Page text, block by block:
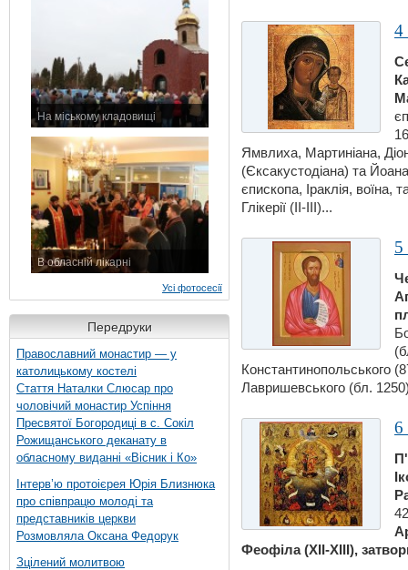
На міському кладовищі
В обласній лікарні
Усі фотосесії
Передруки
Православний монастир — у
католицькому костелі
Стаття Наталки Слюсар про
чоловічий монастир Успіння
Пресвятої Богородиці в с. Сокіл
Рожищанського деканату в
обласному виданні «Вісник і Ко»
Інтерв’ю протоієрея Юрія Близнюка
про співпрацю молоді та
представників церкви
Розмовляла Оксана Федорук
Зцілений молитвою
4
Ямвлиха, Мартинiана,
(Єксакустодiана) та
єпископа, Іраклiя, воїна,
Глiкерiї (ІІ-ІІІ)...
5
Константинопольського
Лавришевського (бл.
6
Феофіла (ХІІ-ХІІІ),